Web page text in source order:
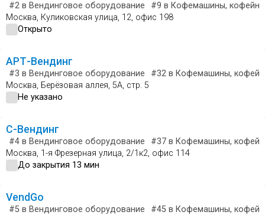
#2 в Вендинговое оборудование #9 в Кофемашины,
Москва, Куликовская улица, 12, офис 198
Открыто
АРТ-Вендинг
#3 в Вендинговое оборудование #32 в Кофемашины,
Москва, Берёзовая аллея, 5А, стр. 5
Не указано
С-Вендинг
#4 в Вендинговое оборудование #37 в Кофемашины,
Москва, 1-я Фрезерная улица, 2/1к2, офис 114
До закрытия 13 мин
VendGo
#5 в Вендинговое оборудование #45 в Кофемашины,